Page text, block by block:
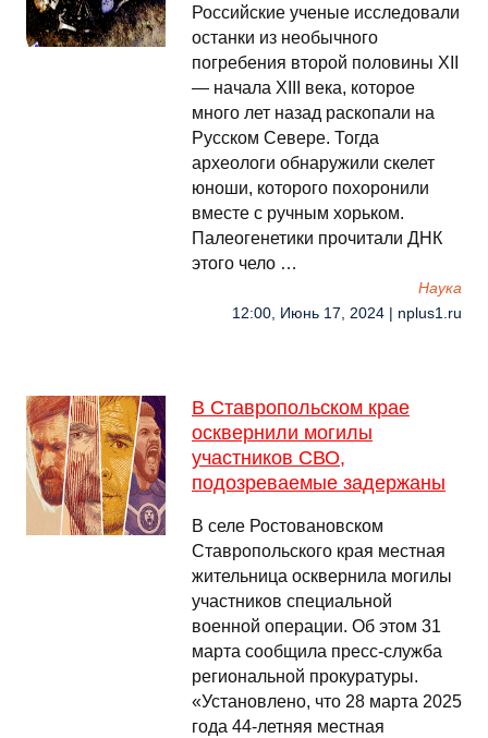
Российские ученые исследовали
останки из необычного
погребения второй половины XII
— начала XIII века, которое
много лет назад раскопали на
Русском Севере. Тогда
археологи обнаружили скелет
юноши, которого похоронили
вместе с ручным хорьком.
Палеогенетики прочитали ДНК
этого чело …
Наука
12:00, Июнь 17, 2024 | nplus1.ru
В Ставропольском крае
осквернили могилы
участников СВО,
подозреваемые задержаны
В селе Ростовановском
Ставропольского края местная
жительница осквернила могилы
участников специальной
военной операции. Об этом 31
марта сообщила пресс-служба
региональной прокуратуры.
«Установлено, что 28 марта 2025
года 44-летняя местная